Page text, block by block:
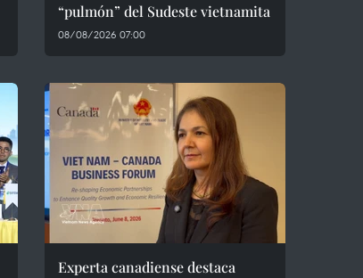
“pulmón” del Sudeste vietnamita
08/08/2026 07:00
Experta canadiense destaca